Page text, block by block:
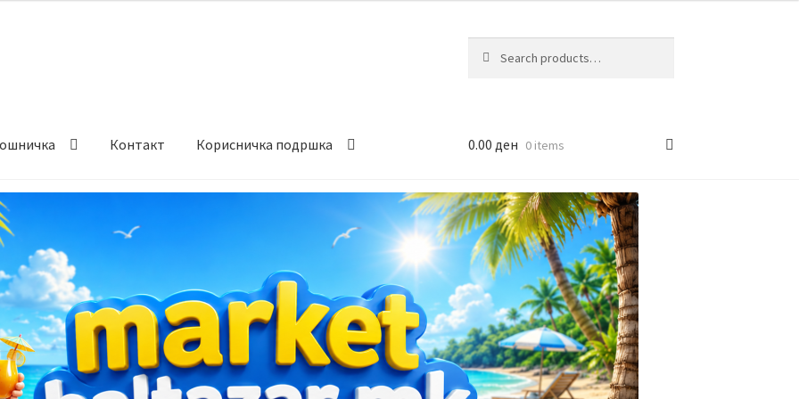
for:
Контакт Корисничка подршка
и начин на плаќање
на производ Услови за користење
0.00 ден 0 items